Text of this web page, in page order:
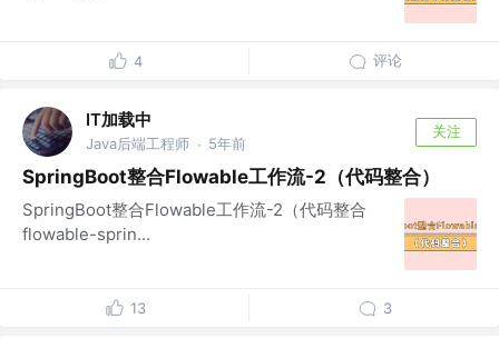
4 评论
IT加载中
Java后端工程师 · 5年前
关注
SpringBoot整合Flowable工作流-2（代码整合）
SpringBoot整合Flowable工作流-2（代码整合
flowable-sprin...
13 3